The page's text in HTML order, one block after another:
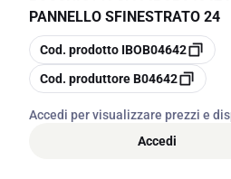
PANNELLO SFINESTRATO 24
copia
Cod. prodotto IBOB04642
copia
Cod. produttoreB04642
Accedi per visualizzare prezzi e
Accedi